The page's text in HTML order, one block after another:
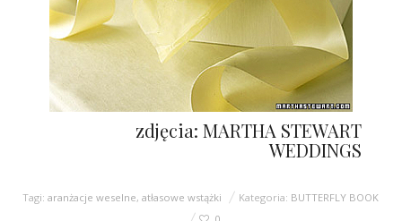
zdjęcia: MARTHA STEWART
WEDDINGS
Tagi:aranżacje weselne,atłasowe wstążki Kategoria: BUTTERFLY BOOK